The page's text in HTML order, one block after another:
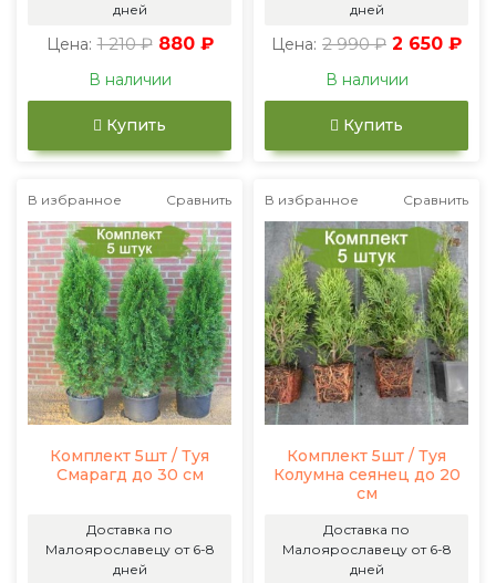
дней
Цена: 1 210 ₽ 880 ₽
В наличии
Купить
дней
Цена: 2 990 ₽ 2 650 ₽
В наличии
Купить
В избранное Сравнить
Комплект 5шт / Туя
Смарагд до 30 см
Доставка по
Малоярославецу от 6-8
дней
В избранное Сравнить
Комплект 5шт / Туя
Колумна сеянец до 20
см
Доставка по
Малоярославецу от 6-8
дней